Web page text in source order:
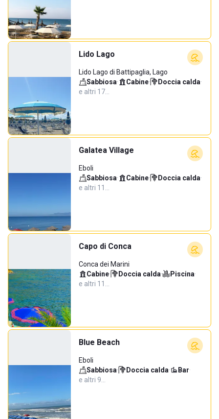
Lido Lago
Lido Lago di Battipaglia, Lago
Sabbiosa· Cabine· Doccia calda·
e altri 17…
Galatea Village
Eboli
Sabbiosa· Cabine· Doccia calda·
e altri 11…
Capo di Conca
Conca dei Marini
Cabine· Doccia calda· Piscina·
e altri 11…
Blue Beach
Eboli
Sabbiosa· Doccia calda· Bar·
e altri 9…